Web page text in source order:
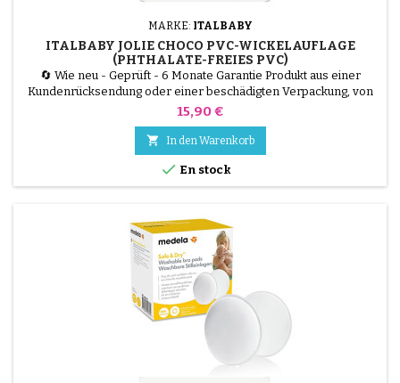
MARKE: ITALBABY
ITALBABY JOLIE CHOCO PVC-WICKELAUFLAGE
(PHTHALATE-FREIES PVC)
🔄 Wie neu - Geprüft - 6 Monate Garantie Produkt aus einer
Kundenrücksendung oder einer beschädigten Verpackung, von
unseren Technikern getestet und 100 % funktionsfähig. Sorgen
Italbaby Jolie Wickelunterlage. Hergestellt aus phthalatfreiem
Weich-PVC ist sie hygienisch und leicht waschbar....
Preis
15,90 €
 In den Warenkorb
 En stock